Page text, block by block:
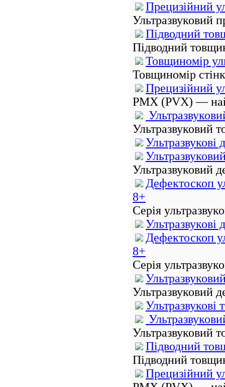
Прецизійний
Ультразвуковий
Підводний
Підводний
Товщиномір
Товщиномір
Прецизійний
PMX (PVX) —
Ультразвуковий
Ультразвукові
Ультразвуковий
Дефектоскоп
8+
Серія
Ультразвукові
Дефектоскоп
8+
Серія
Ультразвуковий
Ультразвукові
Ультразвуковий
Підводний
Підводний
Прецизійний